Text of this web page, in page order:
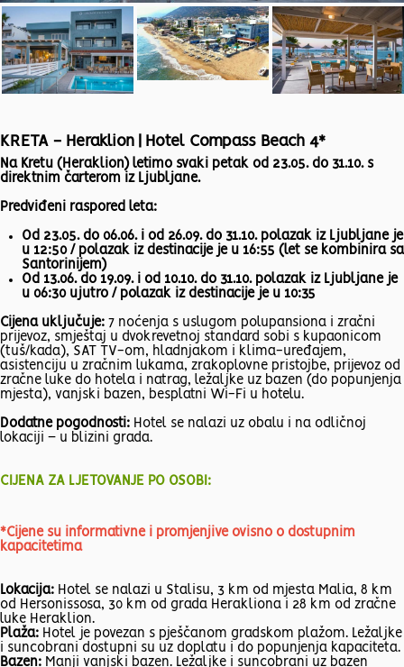
KRETA - Heraklion | Hotel Compass Beach 4*
Na Kretu (Heraklion) letimo svaki petak od 23.05. do 31.10. s
direktnim čarterom iz Ljubljane.
Predviđeni raspored leta:
Od 23.05. do 06.06. i od 26.09. do 31.10. polazak iz Ljubljane je
u 12:50 / polazak iz destinacije je u 16:55 (let se kombinira sa
Santorinijem)
Od 13.06. do 19.09. i od 10.10. do 31.10. polazak iz Ljubljane je
u 06:30 ujutro / polazak iz destinacije je u 10:35
Cijena uključuje: 7 noćenja s uslugom polupansiona i zračni
prijevoz, smještaj u dvokrevetnoj standard sobi s kupaonicom
(tuš/kada), SAT TV-om, hladnjakom i klima-uređajem,
asistenciju u zračnim lukama, zrakoplovne pristojbe, prijevoz od
zračne luke do hotela i natrag, ležaljke uz bazen (do popunjenja
mjesta), vanjski bazen, besplatni Wi-Fi u hotelu.
Dodatne pogodnosti: Hotel se nalazi uz obalu i na odličnoj
lokaciji – u blizini grada.
CIJENA ZA LJETOVANJE PO OSOBI:
*Cijene su informativne i promjenjive ovisno o dostupnim
kapacitetima
Lokacija: Hotel se nalazi u Stalisu, 3 km od mjesta Malia, 8 km
od Hersonissosa, 30 km od grada Herakliona i 28 km od zračne
luke Heraklion.
Plaža: Hotel je povezan s pješčanom gradskom plažom. Ležaljke
i suncobrani dostupni su uz doplatu i do popunjenja kapaciteta.
Bazen: Manji vanjski bazen. Ležaljke i suncobrani uz bazen